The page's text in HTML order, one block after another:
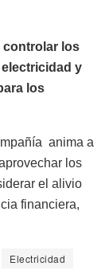
controlar los
y
los
anima a
los
el alivio
financiera,
Electricidad